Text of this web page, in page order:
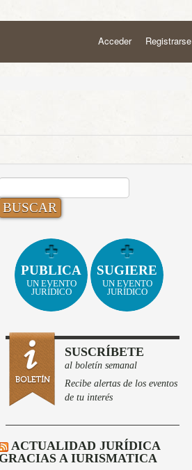
Acceder Registrarse
PUBLICA
UN EVENTO
JURÍDICO
SUGIERE
UN EVENTO
JURÍDICO
SUSCRÍBETE
al boletín semanal
Recibe alertas de los eventos
de tu interés
ACTUALIDAD JURÍDICA
GRACIAS A IURISMATICA